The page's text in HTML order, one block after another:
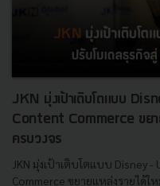
JKN มุ่งเป้าเติบโตแบบ
Content Commerce ขยา
ครบวงจร
JKN มุ่งเป้าเติบโตแบบ Disney
Commerce ขยายแหล่งรายได้ใ